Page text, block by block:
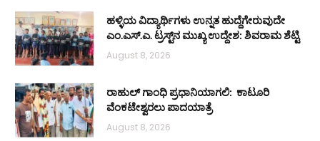
ಹಳ್ಳಿಯ ವಿದ್ಯಾರ್ಥಿಗಳು ಉನ್ನತ ಹುದ್ದೆಗೇರುವುದೇ
ಎಂ.ಎಸ್.ಎ. ಟ್ರಸ್ಟ್‌ನ ಮುಖ್ಯ ಉದ್ದೇಶ: ಶಿವರಾಮ ಶೆಟ್ಟಿ
August 8, 2026
ರಾಹುಲ್ ಗಾಂಧಿ ಪ್ರಧಾನಿಯಾಗಲಿ: ಕಾಟೂರಿ
ವೆಂಕಟೇಶ್ವರಲು ಪಾದಯಾತ್ರೆ
August 8, 2026